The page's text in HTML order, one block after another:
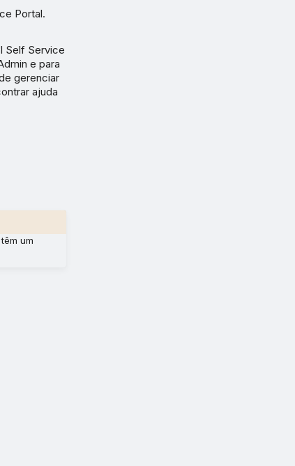
Portal.
Self Service
e para
gerenciar
ajuda
um